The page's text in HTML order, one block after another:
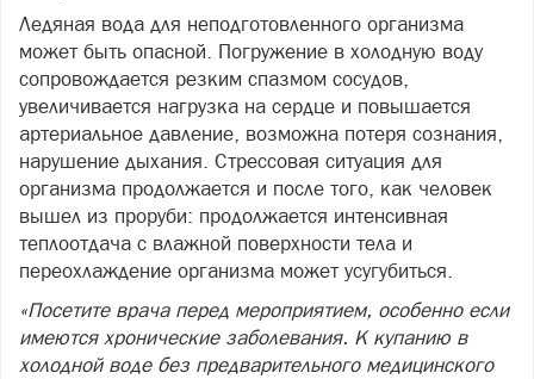
Ледяная вода для неподготовленного организма
может быть опасной. Погружение в холодную воду
сопровождается резким спазмом сосудов,
увеличивается нагрузка на сердце и повышается
артериальное давление, возможна потеря сознания,
нарушение дыхания. Стрессовая ситуация для
организма продолжается и после того, как человек
вышел из проруби: продолжается интенсивная
теплоотдача с влажной поверхности тела и
переохлаждение организма может усугубиться.
«Посетите врача перед мероприятием, особенно если
имеются хронические заболевания. К купанию в
холодной воде без предварительного медицинского